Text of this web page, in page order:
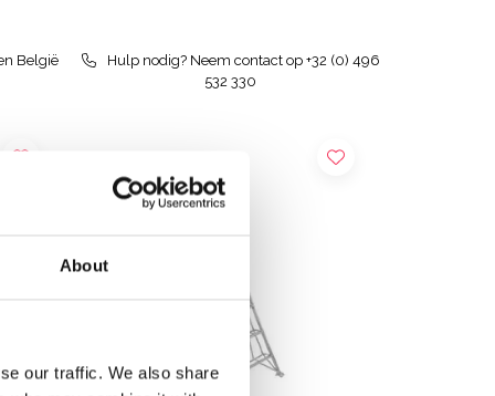
About
our traffic. We also share
België
Hulp nodig? Neem contact op +32 (0) 496
532 330